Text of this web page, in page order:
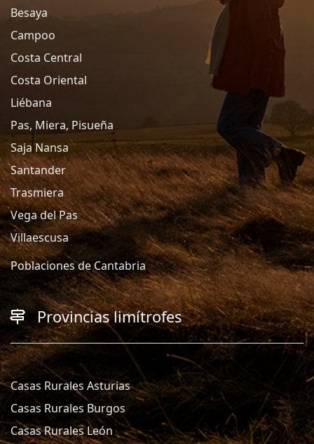
Besaya
Campoo
Costa Central
Costa Oriental
Liébana
Pas, Miera, Pisueña
Saja Nansa
Santander
Trasmiera
Vega del Pas
Villaescusa
Poblaciones de Cantabria
Provincias limítrofes
Casas Rurales Asturias
Casas Rurales Burgos
Casas Rurales León